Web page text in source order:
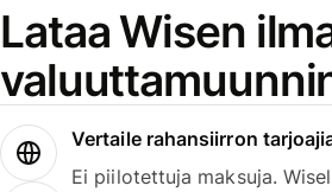
Lataa Wisen
Vertaile rahansiirron
Ei piilotettuja maksuja.